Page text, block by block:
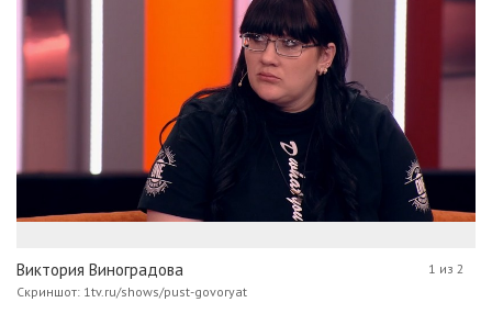
Виктория Виноградова
Скриншот: 1tv.ru/shows/pust-govoryat
1 из 2